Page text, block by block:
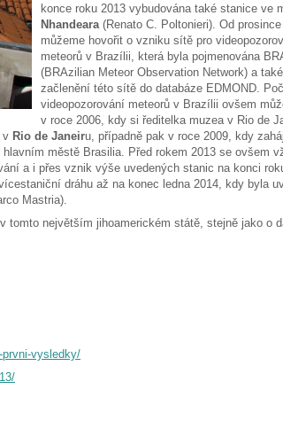
konce roku 2013 vybudována také stanice ve
Nhandeara (Renato C. Poltonieri). Od
můžeme hovořit o vzniku sítě pro
meteorů v Brazílii, která byla pojmenována
(BRAzilian Meteor Observation Network) a
začlenění této sítě do databáze EDMOND.
videopozorování meteorů v Brazílii ovšem
v roce 2006, kdy si ředitelka muzea v Rio de
v Rio de Janeiru, případně pak v roce 2009, kdy
hlavním městě Brasilia. Před rokem 2013 se ovšem
a i přes vznik výše uvedených stanic na konci
dráhu až na konec ledna 2014, kdy byla
Mastria).
tomto největším jihoamerickém státě, stejně jako o
prvni-vysledky/